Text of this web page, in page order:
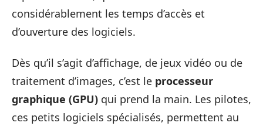
considérablement les temps d’accès et
d’ouverture des logiciels.
Dès qu’il s’agit d’affichage, de jeux vidéo ou de
traitement d’images, c’est le processeur
graphique (GPU) qui prend la main. Les pilotes,
ces petits logiciels spécialisés, permettent au